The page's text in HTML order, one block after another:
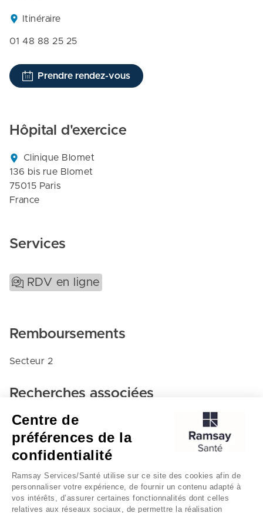
Itinéraire
01 48 88 25 25
Prendre rendez-vous
Hôpital d'exercice
Clinique Blomet
136 bis rue Blomet
75015 Paris
France
Services
RDV en ligne
Remboursements
Secteur 2
Recherches associées
Neurochirurgie - Clinique blomet
Paris
Centre de
préférences de la
confidentialité
Ramsay Services/Santé utilise sur ce site des cookies afin de
personnaliser votre expérience, de fournir un contenu adapté à
vos intérêts, d’assurer certaines fonctionnalités dont celles
relatives aux réseaux sociaux, de permettre la réalisation